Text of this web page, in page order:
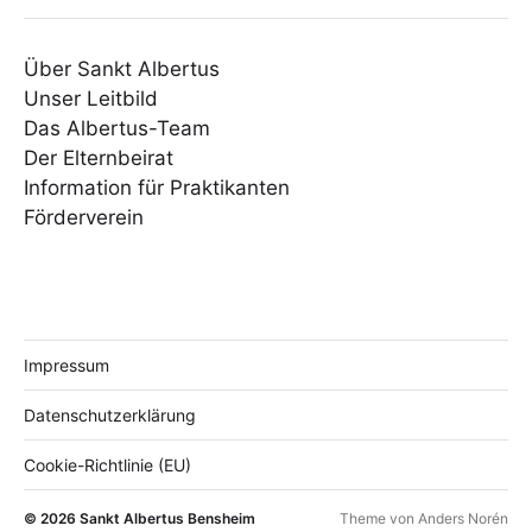
Über Sankt Albertus
Unser Leitbild
Das Albertus-Team
Der Elternbeirat
Information für Praktikanten
Förderverein
Impressum
Datenschutzerklärung
Cookie-Richtlinie (EU)
© 2026 Sankt Albertus Bensheim Theme von Anders Norén